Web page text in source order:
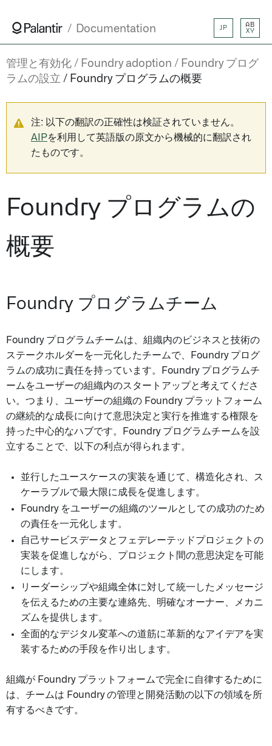
Documentation JP
AB
XY
管理と有効化 Foundry adoption
Foundry プログ
ラムの設立
Foundry プログラムの概要
注: 以下の翻訳の正確性は検証されていません。
AIPを利用して英語版の原文から機械的に翻訳され
たものです。
Foundry プログラムの
概要
Foundry プログラムチーム
Foundry プログラムチームは、組織内のビジネスと技術の
ステークホルダーを一元化したチームで、Foundry プログ
ラムの成功に責任を持っています。Foundry プログラムチ
ームをユーザーの組織内のスタートアップと考えてくださ
い。つまり、ユーザーの組織の Foundry プラットフォーム
の継続的な成長に向けて意思決定と実行を推進する権限を
持った中心的なハブです。Foundry プログラムチームを設
立することで、以下の利点が得られます。
並行したユースケースの実装を通じて、構造化され、ス
ケーラブルで最大限に成長を促進します。
Foundry をユーザーの組織のツールとしての成功のため
の責任を一元化します。
自己サービスデータとフェデレーテッドプロジェクトの
実装を促進しながら、プロジェクト間の意思決定を可能
にします。
リーダーシップや組織全体に対して統一したメッセージ
を伝えるための主要な連絡先、明確なオーナー、メカニ
ズムを提供します。
全面的なデジタル変革への道筋に革新的なアイデアを実
装するための手段を作り出します。
組織が Foundry プラットフォームで完全に自律するために
は、チームは Foundry の管理と開発活動の以下の領域を所
有するべきです。